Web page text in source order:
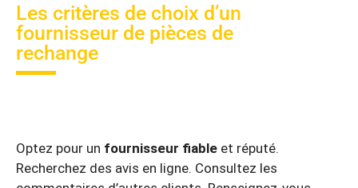
Les critères de choix d’un
fournisseur de pièces de
rechange
Optez pour un fournisseur fiable et réputé.
Recherchez des avis en ligne. Consultez les